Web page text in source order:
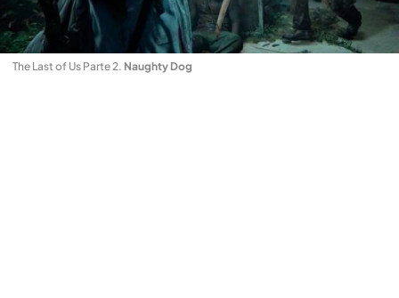
The Last of Us Parte 2. Naughty Dog